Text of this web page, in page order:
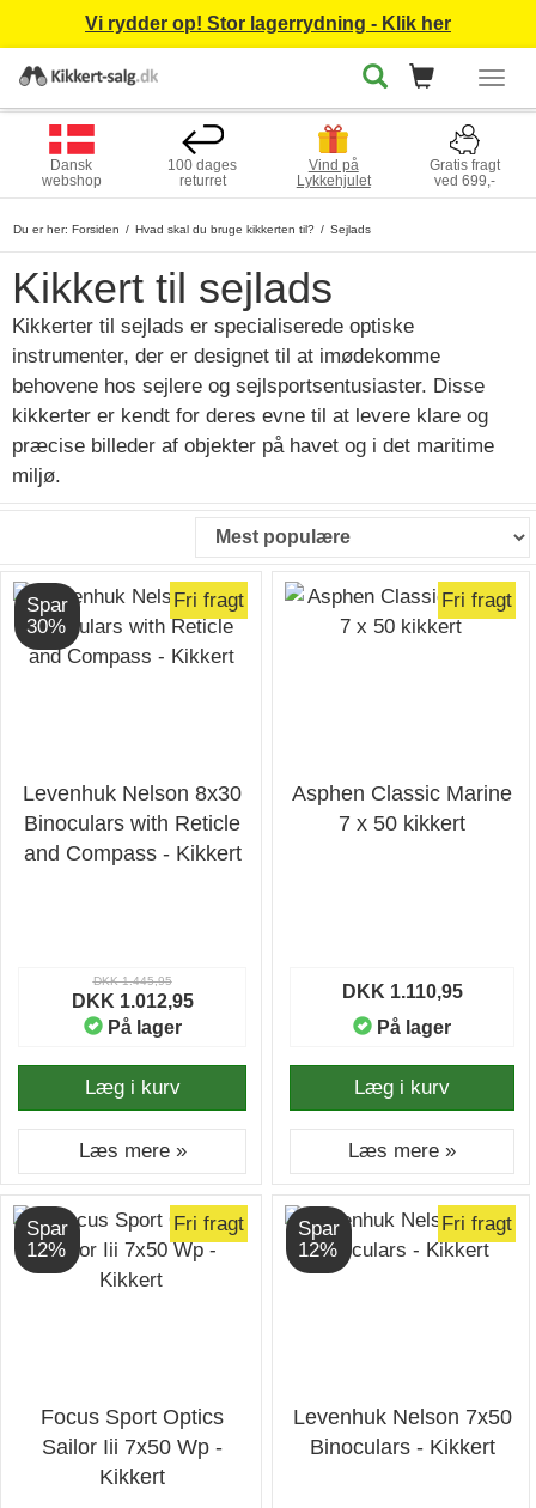
Vi rydder op! Stor lagerrydning - Klik her
Dansk
webshop
100 dages
returret
Vind på
Lykkehjulet
Gratis fragt
ved 699,-
Du er her: Forsiden Hvad skal du bruge kikkerten til? Sejlads
Kikkert til sejlads
Kikkerter til sejlads er specialiserede optiske
instrumenter, der er designet til at imødekomme
behovene hos sejlere og sejlsportsentusiaster. Disse
kikkerter er kendt for deres evne til at levere klare og
præcise billeder af objekter på havet og i det maritime
miljø.
Spar
30%
Fri fragt
Levenhuk Nelson 8x30
Binoculars with Reticle
and Compass - Kikkert
DKK 1.445,95
DKK 1.012,95
På lager
Læg i kurv
Læs mere »
Fri fragt
Asphen Classic Marine
7 x 50 kikkert
DKK 1.110,95
På lager
Læg i kurv
Læs mere »
Spar
12%
Fri fragt
Focus Sport Optics
Sailor Iii 7x50 Wp -
Kikkert
Spar
12%
Fri fragt
Levenhuk Nelson 7x50
Binoculars - Kikkert